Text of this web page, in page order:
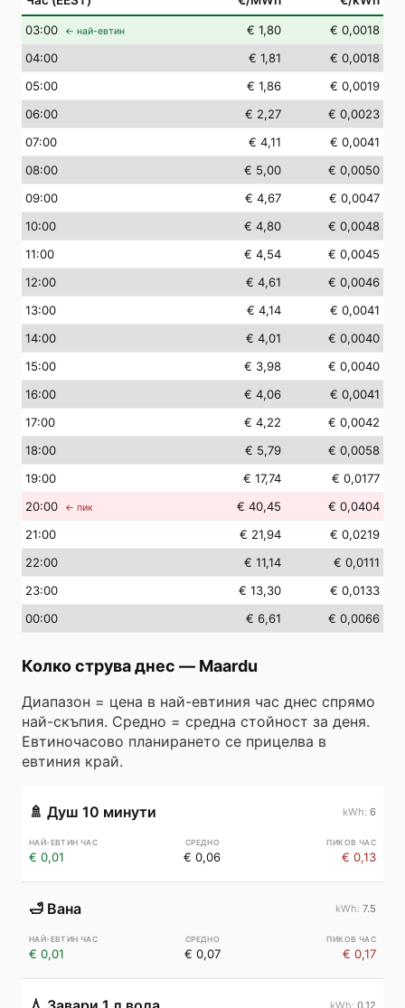
03:00 ← най-евтин € 1,80
€ 0,0018
04:00 € 1,81
€ 0,0018
05:00 € 1,86
€ 0,0019
06:00 € 2,27
€ 0,0023
07:00 € 4,11
€ 0,0041
08:00 € 5,00
€ 0,0050
09:00 € 4,67
€ 0,0047
10:00 € 4,80
€ 0,0048
11:00 € 4,54
€ 0,0045
12:00 € 4,61
€ 0,0046
13:00 € 4,14
€ 0,0041
14:00 € 4,01
€ 0,0040
15:00 € 3,98
€ 0,0040
16:00 € 4,06
€ 0,0041
17:00 € 4,22
€ 0,0042
18:00 € 5,79
€ 0,0058
19:00 € 17,74
€ 0,0177
20:00 ← пик € 40,45
€ 0,0404
21:00 € 21,94
€ 0,0219
22:00 € 11,14
€ 0,0111
23:00 € 13,30
€ 0,0133
00:00 € 6,61 € 0,0066
Колко струва днес — Maardu
Диапазон = цена в най-евтиния час днес спрямо
най-скъпия. Средно = средна стойност за деня.
Евтиночасово планирането се прицелва в
евтиния край.
🚿 Душ 10 минути 6
€ 0,01 € 0,06 € 0,13
🛁 Вана 7.5
€ 0,01 € 0,07 € 0,17
0.12